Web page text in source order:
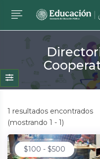
1 resultados encontrados
(mostrando 1 - 1)
$100 - $500